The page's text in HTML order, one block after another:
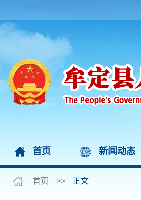
首页 新闻动态
首页 >> 正文